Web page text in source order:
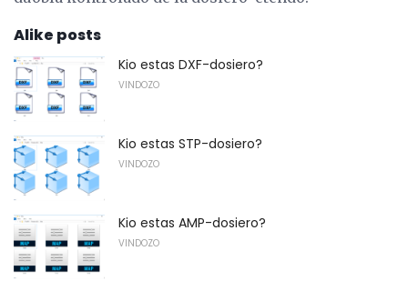
Alike posts
Kio estas DXF-dosiero?
VINDOZO
Kio estas STP-dosiero?
VINDOZO
Kio estas AMP-dosiero?
VINDOZO